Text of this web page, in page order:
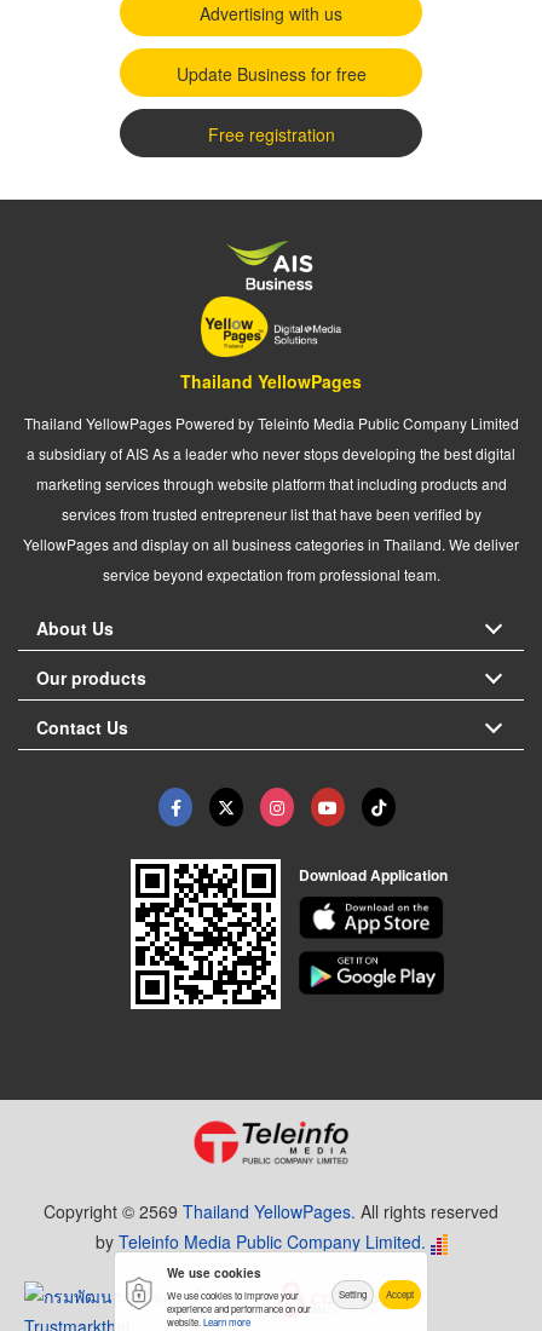
Advertising with us
Update Business for free
Free registration
Thailand YellowPages
Thailand YellowPages Powered by Teleinfo Media Public Company Limited
a subsidiary of AIS As a leader who never stops developing the best digital
marketing services through website platform that including products and
services from trusted entrepreneur list that have been verified by
YellowPages and display on all business categories in Thailand. We deliver
service beyond expectation from professional team.
About Us
Our products
Contact Us
Download Application
Copyright © 2569 Thailand YellowPages. All rights reserved
by Teleinfo Media Public Company Limited.
We use cookies
We use cookies to improve your
experience and performance on our
website. Learn more
Setting Accept